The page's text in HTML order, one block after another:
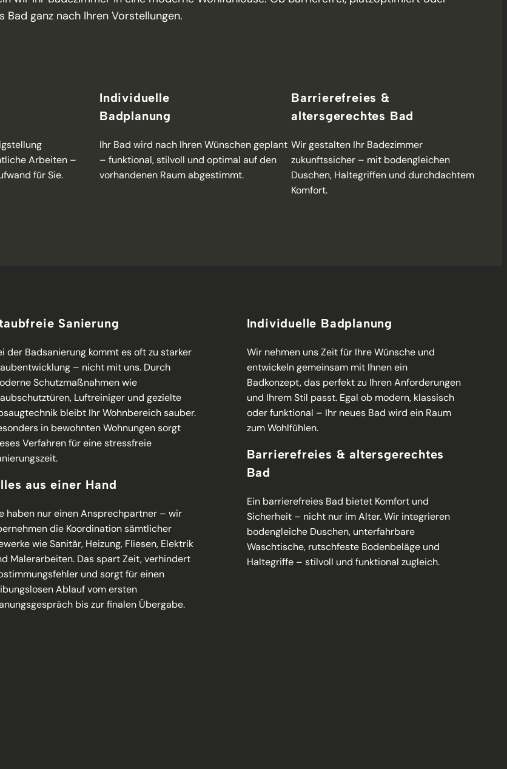
ganz nach Ihren Vorstellungen.
Arbeiten –
für Sie.
Individuelle
Badplanung
Ihr Bad wird nach Ihren Wünschen geplant
– funktional, stilvoll und optimal auf den
vorhandenen Raum abgestimmt.
Barrierefreies &
altersgerechtes Bad
Wir gestalten Ihr Badezimmer
zukunftssicher – mit bodengleichen
Duschen, Haltegriffen und durchdachtem
Komfort.
Sanierung
der Badsanierung kommt es oft zu starker
– nicht mit uns. Durch
Schutzmaßnahmen wie
Luftreiniger und gezielte
bleibt Ihr Wohnbereich sauber.
in bewohnten Wohnungen sorgt
Verfahren für eine stressfreie
aus einer Hand
haben nur einen Ansprechpartner – wir
die Koordination sämtlicher
wie Sanitär, Heizung, Fliesen, Elektrik
Malerarbeiten. Das spart Zeit, verhindert
und sorgt für einen
Ablauf vom ersten
bis zur finalen Übergabe.
Individuelle Badplanung
Wir nehmen uns Zeit für Ihre Wünsche und
entwickeln gemeinsam mit Ihnen ein
Badkonzept, das perfekt zu Ihren Anforderungen
und Ihrem Stil passt. Egal ob modern, klassisch
oder funktional – Ihr neues Bad wird ein Raum
zum Wohlfühlen.
Barrierefreies & altersgerechtes
Bad
Ein barrierefreies Bad bietet Komfort und
Sicherheit – nicht nur im Alter. Wir integrieren
bodengleiche Duschen, unterfahrbare
Waschtische, rutschfeste Bodenbeläge und
Haltegriffe – stilvoll und funktional zugleich.